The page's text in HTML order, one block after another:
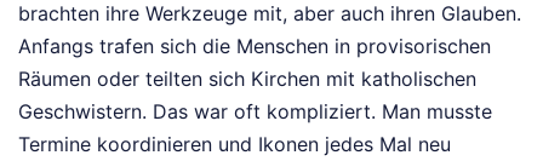
brachten ihre Werkzeuge mit, aber auch ihren Glauben.
Anfangs trafen sich die Menschen in provisorischen
Räumen oder teilten sich Kirchen mit katholischen
Geschwistern. Das war oft kompliziert. Man musste
Termine koordinieren und Ikonen jedes Mal neu